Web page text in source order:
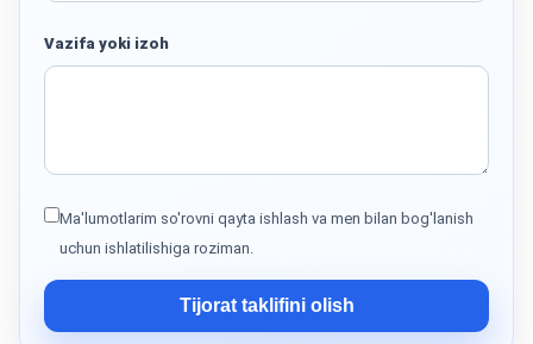
Vazifa yoki izoh
Ma'lumotlarim so'rovni qayta ishlash va men bilan bog'lanish
uchun ishlatilishiga roziman.
Tijorat taklifini olish